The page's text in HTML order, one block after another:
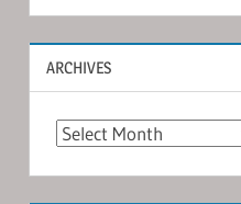
ARCHIVES
Archives